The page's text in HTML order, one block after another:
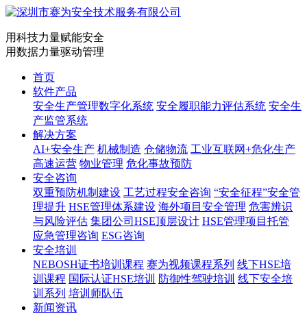
用科技力量赋能安全
用数据力量驱动管理
首页
软件产品
安全生产管理数字化系统 安全履职能力评估系统 安全生
产监管系统
解决方案
AI+安全生产 机械制造 仓储物流 工业互联网+危化生产
高速运营 物业管理 危化事故预防
安全咨询
双重预防机制建设 工艺过程安全咨询 “安全征程”安全管
理提升 HSE管理体系建设 海外项目安全管理 危害辨识
与风险评估 集团公司HSE顶层设计 HSE管理项目托管
应急管理咨询 ESG咨询
安全培训
NEBOSH证书培训课程 赛为视频课程系列 线下HSE培
训课程 国际认证HSE培训 防御性驾驶培训 线下安全培
训系列 培训师队伍
新闻资讯